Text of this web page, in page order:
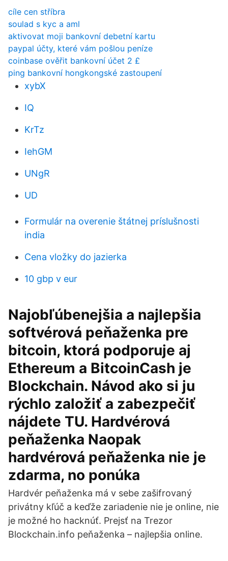
cíle cen stříbra
soulad s kyc a aml
aktivovat moji bankovní debetní kartu
paypal účty, které vám pošlou peníze
coinbase ověřit bankovní účet 2 £
ping bankovní hongkongské zastoupení
xybX
IQ
KrTz
IehGM
UNgR
UD
Formulár na overenie štátnej príslušnosti
india
Cena vložky do jazierka
10 gbp v eur
Najobľúbenejšia a najlepšia
softvérová peňaženka pre
bitcoin, ktorá podporuje aj
Ethereum a BitcoinCash je
Blockchain. Návod ako si ju
rýchlo založiť a zabezpečiť
nájdete TU. Hardvérová
peňaženka Naopak
hardvérová peňaženka nie je
zdarma, no ponúka
Hardvér peňaženka má v sebe zašifrovaný
privátny kľúč a keďže zariadenie nie je online, nie
je možné ho hacknúť. Prejsť na Trezor
Blockchain.info peňaženka – najlepšia online.